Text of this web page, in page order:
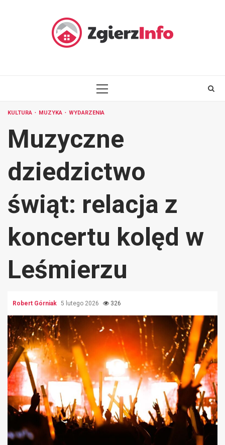
PRIMARY
KULTURA MUZYKA WYDARZENIA
Muzyczne
dziedzictwo
świąt: relacja z
koncertu kolęd w
Leśmierzu
Robert Górniak 5 lutego 2026 326